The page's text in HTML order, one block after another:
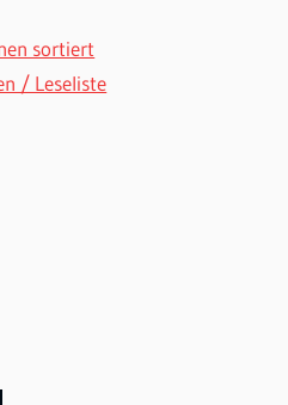
sortiert
/ Leseliste